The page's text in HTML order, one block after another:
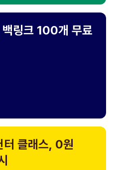
링크 100개 무료
클래스, 0원